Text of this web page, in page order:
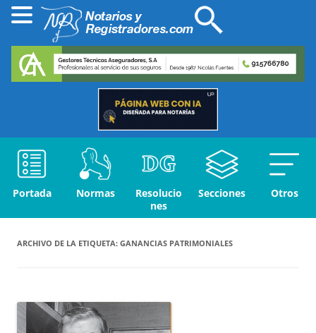
Portada Normas
Resolucio
nes
Secciones Otros
ARCHIVO DE LA ETIQUETA: GANANCIAS PATRIMONIALES